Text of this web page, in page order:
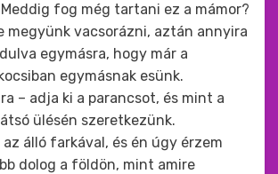
fog még tartani ez a mámor?
megyünk vacsorázni, aztán annyira
egymásra, hogy már a
egymásnak esünk.
– adja ki a parancsot, és mint a
ülésén szeretkezünk.
álló farkával, és én úgy érzem
dolog a földön, mint amire